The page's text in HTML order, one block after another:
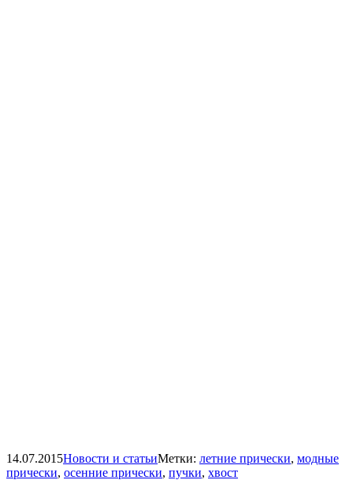
14.07.2015Новости и статьиМетки: летние прически, модные
прически, осенние прически, пучки, хвост